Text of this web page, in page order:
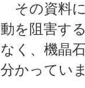
その資料
動を阻害す
なく、機晶
分かってい